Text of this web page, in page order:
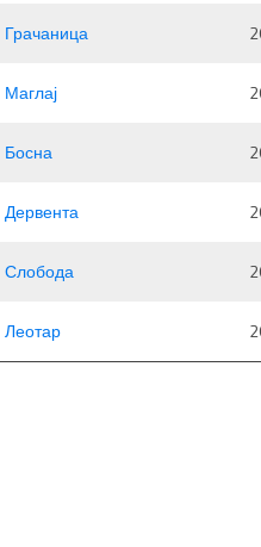
Грачаница
Маглај
Босна
Дервента
Слобода
Леотар